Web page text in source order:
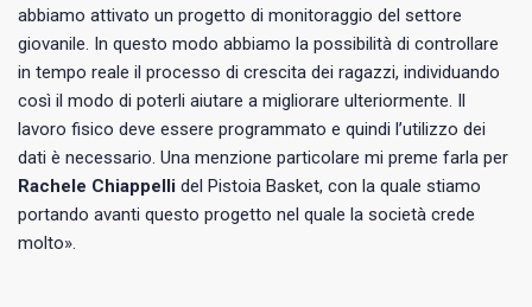
abbiamo attivato un progetto di monitoraggio del settore
giovanile. In questo modo abbiamo la possibilità di controllare
in tempo reale il processo di crescita dei ragazzi, individuando
così il modo di poterli aiutare a migliorare ulteriormente. Il
lavoro fisico deve essere programmato e quindi l’utilizzo dei
dati è necessario. Una menzione particolare mi preme farla per
Rachele Chiappelli del Pistoia Basket, con la quale stiamo
portando avanti questo progetto nel quale la società crede
molto».